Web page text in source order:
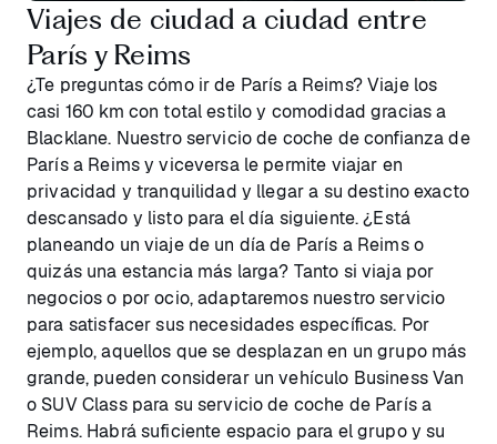
Viajes de ciudad a ciudad entre
París y Reims
¿Te preguntas cómo ir de París a Reims? Viaje los
casi 160 km con total estilo y comodidad gracias a
Blacklane. Nuestro servicio de coche de confianza de
París a Reims y viceversa le permite viajar en
privacidad y tranquilidad y llegar a su destino exacto
descansado y listo para el día siguiente. ¿Está
planeando un viaje de un día de París a Reims o
quizás una estancia más larga? Tanto si viaja por
negocios o por ocio, adaptaremos nuestro servicio
para satisfacer sus necesidades específicas. Por
ejemplo, aquellos que se desplazan en un grupo más
grande, pueden considerar un vehículo Business Van
o SUV Class para su servicio de coche de París a
Reims. Habrá suficiente espacio para el grupo y su